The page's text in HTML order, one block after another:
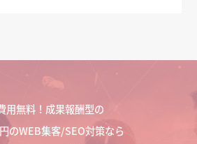
用無料！成果報酬型の
のWEB集客/SEO対策なら